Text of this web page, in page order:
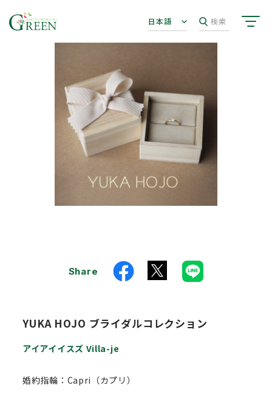
日本語 検索
Share
YUKA HOJO ブライダルコレクション
アイアイイスズ Villa-je
婚約指輪：Capri（カプリ）